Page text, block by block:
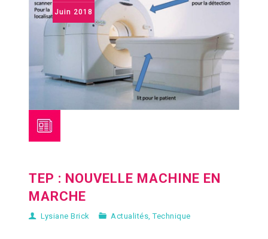
Juin 2018
TEP : NOUVELLE MACHINE EN
MARCHE
Lysiane Brick Actualités ,Technique